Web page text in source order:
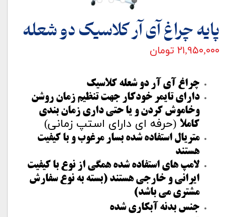
پایه چراغ آی آر کلاسیک دو شعله
۲۱,۹۵۰,۰۰۰ تومان
چراغ آی آر دو شعله کلاسیک
دارای تایمر خودکار جهت تنظیم زمان روشن
وخاموش کردن و یا حتی داری زمان بندی
کاملا (حرفه ای دارای استپ زمانی)
متریال استفاده شده بسار مرغوب و با کیفیت
هستند
لامپ های استفاده شده همگی از نوع با کیفیت
ایرانی و خارجی هستند (بسته به نوع سفارش
مشتری می باشد)
جنس بدنه آبکاری شده